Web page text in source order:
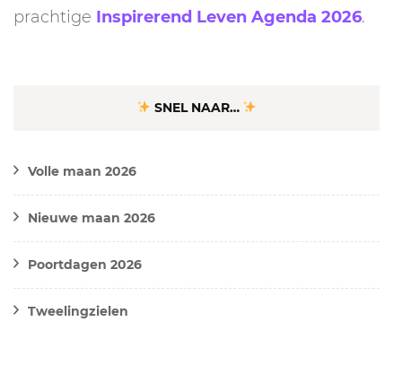
prachtige Inspirerend Leven Agenda 2026.
SNEL NAAR…
Volle maan 2026
Nieuwe maan 2026
Poortdagen 2026
Tweelingzielen